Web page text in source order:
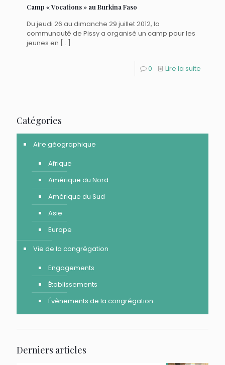
Camp « Vocations » au Burkina Faso
Du jeudi 26 au dimanche 29 juillet 2012, la
communauté de Pissy a organisé un camp pour les
jeunes en […]
0 Lire la suite
Catégories
Aire géographique
Afrique
Amérique du Nord
Amérique du Sud
Asie
Europe
Vie de la congrégation
Engagements
Établissements
Évènements de la congrégation
Derniers articles